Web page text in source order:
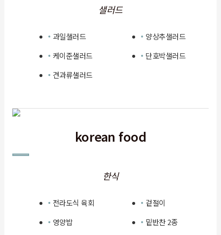
샐러드
과일샐러드
양상추샐러드
케이준샐러드
단호박샐러드
견과류샐러드
korean food
한식
전라도식 육회
겉절이
영양밥
밑반찬 2종